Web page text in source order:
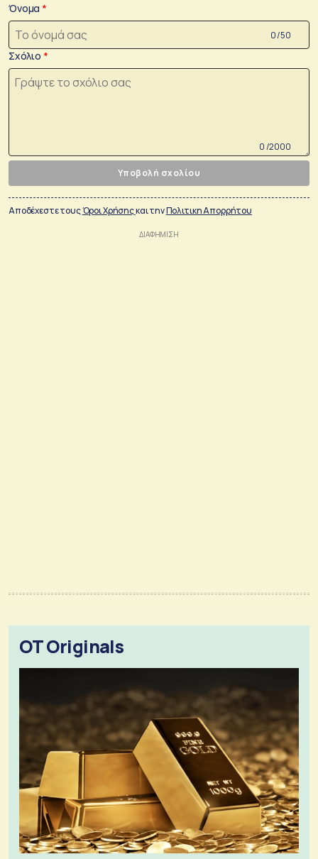
Όνομα
0 /50
Σχόλιο
0 /2000
Υποβολή σχολίου
Αποδέχεστε τουςΌροι Χρήσηςκαι τηνΠολιτικη Απορρήτου
OT Originals